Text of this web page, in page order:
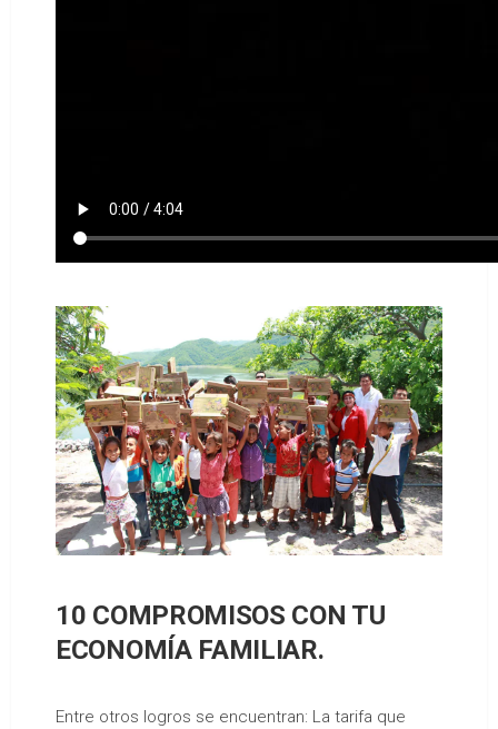
10 COMPROMISOS CON TU
ECONOMÍA FAMILIAR.
Entre otros logros se encuentran: La tarifa que